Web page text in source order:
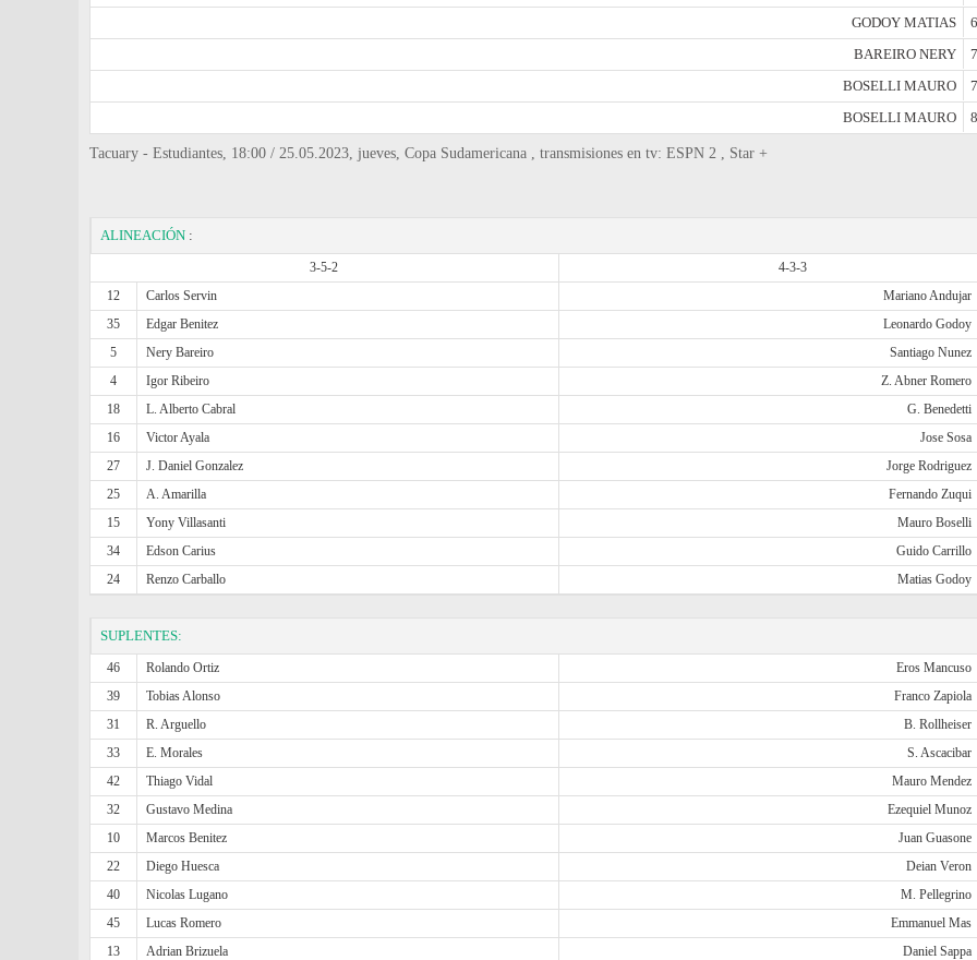
GODOY MATIAS
BAREIRO NERY
BOSELLI MAURO
BOSELLI MAURO
Tacuary - Estudiantes, 18:00 / 25.05.2023, jueves, Copa Sudamericana , transmisiones en tv: ESPN 2 , Star +
ALINEACIÓN :
3-5-2
4-3-3
12
Carlos Servin Mariano Andujar
35
Edgar Benitez Leonardo Godoy
5
Nery Bareiro Santiago Nunez
4
Igor Ribeiro Z. Abner Romero
18
L. Alberto Cabral G. Benedetti
16
Victor Ayala Jose Sosa
27
J. Daniel Gonzalez Jorge Rodriguez
25
A. Amarilla Fernando Zuqui
15
Yony Villasanti Mauro Boselli
34
Edson Carius Guido Carrillo
24
Renzo Carballo Matias Godoy
SUPLENTES:
46 Rolando Ortiz Eros Mancuso
39
Tobias Alonso Franco Zapiola
31
R. Arguello B. Rollheiser
33
E. Morales S. Ascacibar
42
Thiago Vidal Mauro Mendez
32
Gustavo Medina Ezequiel Munoz
10
Marcos Benitez Juan Guasone
22
Diego Huesca Deian Veron
40
Nicolas Lugano M. Pellegrino
45
Lucas Romero Emmanuel Mas
13
Adrian Brizuela Daniel Sappa